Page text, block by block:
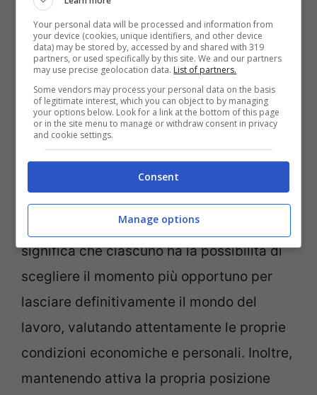
Un aspetto fondamentale da considerare è
aver maturato i requisiti per accedere
a una prestazione previdenziale non
obbliga il lavoratore ad andare in
pensione immediatamente.Questo
significa che ciascuno ha la possibilità di
scegliere il momento più opportuno per
lasciare definitivamente il mondo del
lavoro, valutando attentamente le proprie
condizioni economiche e personali. Inoltre,
mantenendo attiva la propria posizione
Your personal data will be processed and information from
your device (cookies, unique identifiers, and other device
data) may be stored by, accessed by and shared with 319
partners, or used specifically by this site. We and our partners
may use precise geolocation data. List of partners.
Some vendors may process your personal data on the basis
of legitimate interest, which you can object to by managing
your options below. Look for a link at the bottom of this page
or in the site menu to manage or withdraw consent in privacy
and cookie settings.
Consent
Manage options